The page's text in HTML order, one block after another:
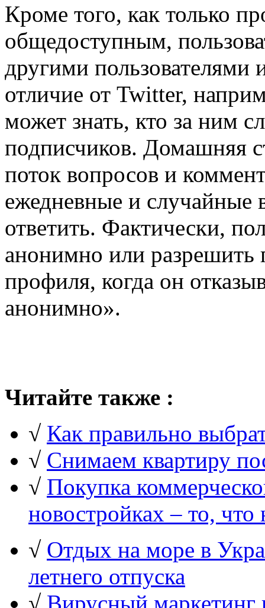
Кроме того, как только
общедоступным,
другими пользователями
отличие от Twitter,
может знать, кто за ним
подписчиков. Домашняя
поток вопросов и
ежедневные и
ответить. Фактически,
анонимно или разрешить
профиля, когда он
анонимно».
Читайте также :
√ Как правильно
√ Снимаем квартиру
√ Покупка
новостройках – то,
√ Отдых на море в
летнего отпуска
√ Вирусный маркетинг